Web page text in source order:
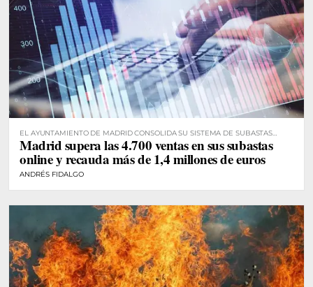
EL AYUNTAMIENTO DE MADRID CONSOLIDA SU SISTEMA DE SUBASTAS
DIGITALES
Madrid supera las 4.700 ventas en sus subastas
online y recauda más de 1,4 millones de euros
ANDRÉS FIDALGO